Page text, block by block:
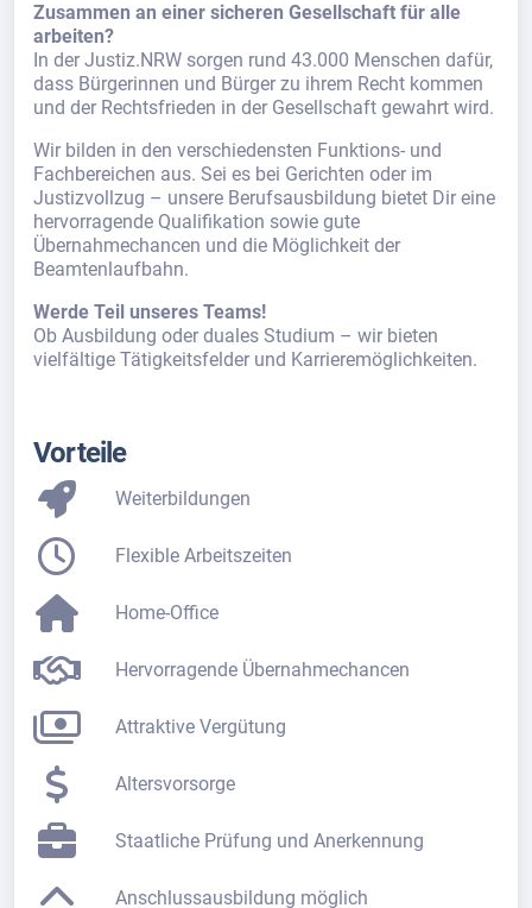
Zusammen an einer sicheren Gesellschaft für alle
arbeiten?
In der Justiz.NRW sorgen rund 43.000 Menschen dafür,
dass Bürgerinnen und Bürger zu ihrem Recht kommen
und der Rechtsfrieden in der Gesellschaft gewahrt wird.
Wir bilden in den verschiedensten Funktions- und
Fachbereichen aus. Sei es bei Gerichten oder im
Justizvollzug – unsere Berufsausbildung bietet Dir eine
hervorragende Qualifikation sowie gute
Übernahmechancen und die Möglichkeit der
Beamtenlaufbahn.
Werde Teil unseres Teams!
Ob Ausbildung oder duales Studium – wir bieten
vielfältige Tätigkeitsfelder und Karrieremöglichkeiten.
Vorteile
Weiterbildungen
Flexible Arbeitszeiten
Home-Office
Hervorragende Übernahmechancen
Attraktive Vergütung
Altersvorsorge
Staatliche Prüfung und Anerkennung
Anschlussausbildung möglich